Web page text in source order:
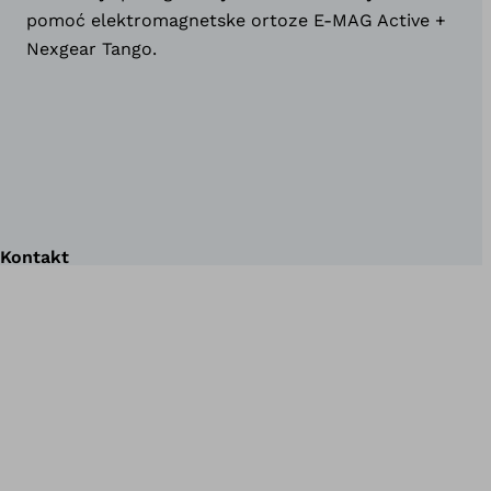
pomoć elektromagnetske ortoze E-MAG Active +
Nexgear Tango.
Kontakt